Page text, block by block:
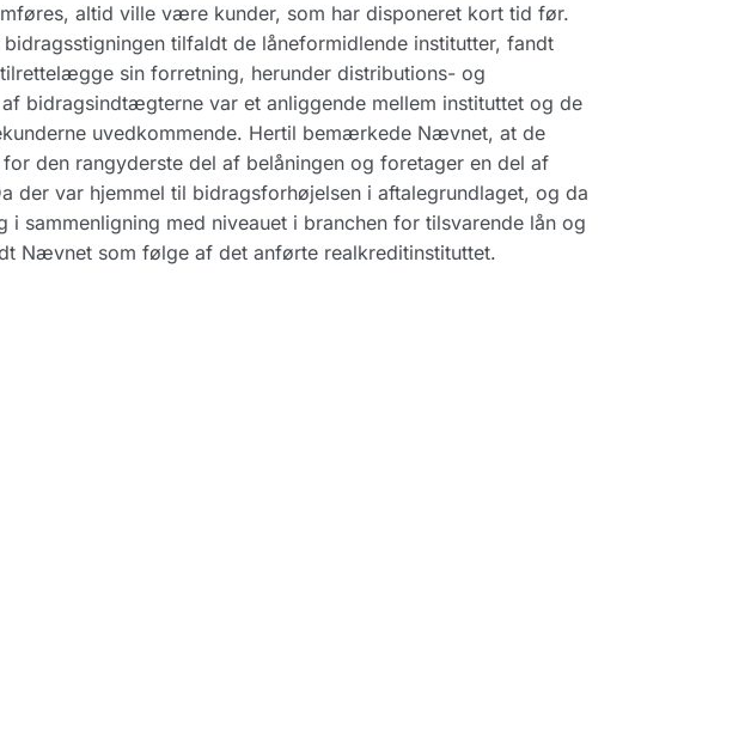
altid ville være kunder, som har disponeret kort tid før.
tilfaldt de låneformidlende institutter, fandt
sin forretning, herunder distributions- og
bidragsindtægterne var et anliggende mellem instituttet og de
uvedkommende. Hertil bemærkede Nævnet, at de
den rangyderste del af belåningen og foretager en del af
der var hjemmel til bidragsforhøjelsen i aftalegrundlaget, og da
i sammenligning med niveauet i branchen for tilsvarende lån og
Nævnet som følge af det anførte realkreditinstituttet.